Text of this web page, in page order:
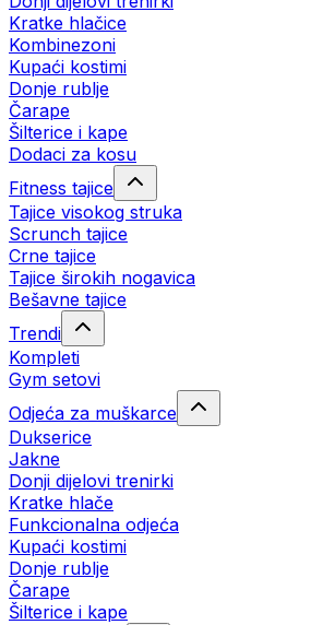
Kratke hlačice
Kombinezoni
Kupaći kostimi
Donje rublje
Čarape
Šilterice i kape
Dodaci za kosu
Fitness tajice
Tajice visokog struka
Scrunch tajice
Crne tajice
Tajice širokih nogavica
Bešavne tajice
Trendi
Kompleti
Gym setovi
Odjeća za muškarce
Dukserice
Jakne
Donji dijelovi trenirki
Kratke hlače
Funkcionalna odjeća
Kupaći kostimi
Donje rublje
Čarape
Šilterice i kape